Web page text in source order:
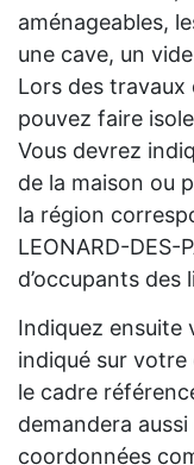
aménageables,
une cave, un
Lors des travaux
pouvez faire
Vous devrez
de la maison ou
la région
LEONARD-DES-
d’occupants des
Indiquez ensuite
indiqué sur votre
le cadre
demandera
coordonnées